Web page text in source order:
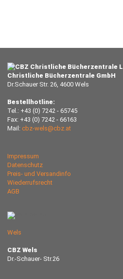
Christliche Bücherzentrale GmbH
Dr.Schauer Str. 26, 4600 Wels
Bestellhotline:
Tel.: +43 (0) 7242 - 65745
Fax: +43 (0) 7242 - 66163
Mail: cbz-wels@cbz.at
Impressum
Datenschutz
Preis- und Versandinfo
Wiederrufsrecht
AGB
Wels
CBZ Wels
Dr.-Schauer- Str.26